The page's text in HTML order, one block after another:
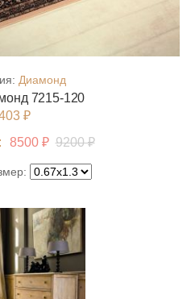
Диамонд
7215-120
₽
8500 ₽ 9200 ₽